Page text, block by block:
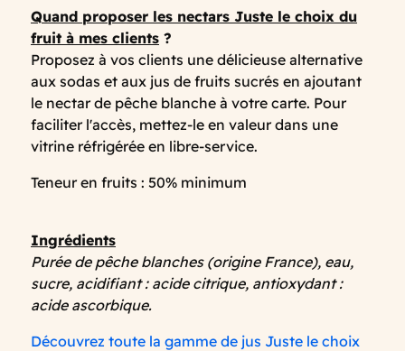
Quand proposer les nectars Juste le choix du
fruit à mes clients ?
Proposez à vos clients une délicieuse alternative
aux sodas et aux jus de fruits sucrés en ajoutant
le nectar de pêche blanche à votre carte. Pour
faciliter l'accès, mettez-le en valeur dans une
vitrine réfrigérée en libre-service.
Teneur en fruits : 50% minimum
Ingrédients
Purée de pêche blanches (origine France), eau,
sucre, acidifiant : acide citrique, antioxydant :
acide ascorbique.
Découvrez toute la gamme de jus Juste le choix